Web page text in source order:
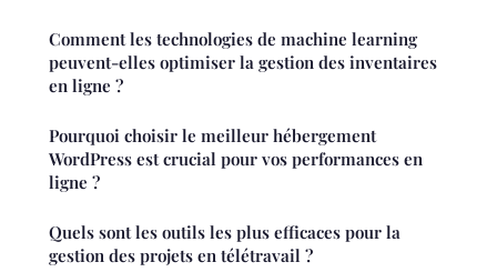
Comment les technologies de machine learning
peuvent-elles optimiser la gestion des inventaires
en ligne ?
Pourquoi choisir le meilleur hébergement
WordPress est crucial pour vos performances en
ligne ?
Quels sont les outils les plus efficaces pour la
gestion des projets en télétravail ?